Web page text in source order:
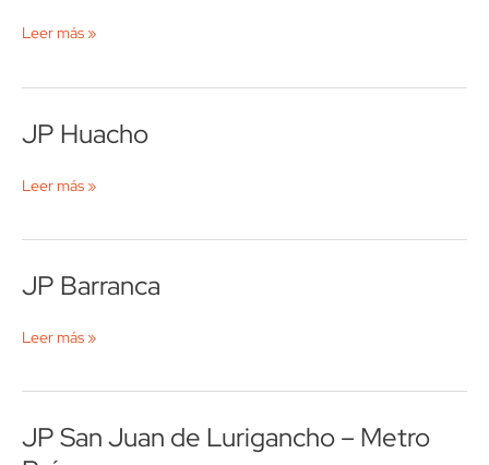
Atocongo
Leer más »
JP Huacho
JP
Leer más »
JP Barranca
JP
Leer más »
JP San Juan de Lurigancho – Metro
JP
San